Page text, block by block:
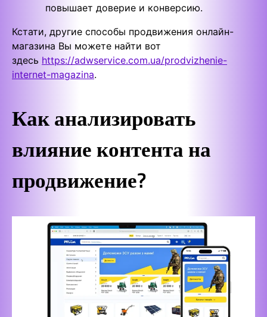
повышает доверие и конверсию.
Кстати, другие способы продвижения онлайн-
магазина Вы можете найти вот
здесь https://adwservice.com.ua/prodvizhenie-
internet-magazina.
Как анализировать
влияние контента на
продвижение?